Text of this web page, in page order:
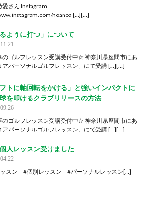
さん Instagram
noanoa […][…]
るように打つ」について
ゴルフレッスン受講受付中☆ 神奈川県座間市にあ
アパーソナルゴルフレッスン」にて受講 […][…]
フトに軸回転をかける」と強いインパクトに
を叩けるクラブリリースの方法
ゴルフレッスン受講受付中☆ 神奈川県座間市にあ
アパーソナルゴルフレッスン」にて受講 […][…]
人レッスン受けました
スン #個別レッスン #パーソナルレッスン[…]